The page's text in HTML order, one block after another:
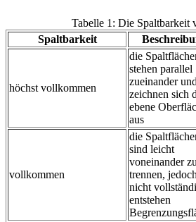
Tabelle 1: Die Spaltbarkeit
Spaltbarkeit
höchst vollkommen
die
stehen parallel
zueinander und
zeichnen sich
ebene
aus
vollkommen
die
sind leicht
voneinander zu
trennen, jedoch
nicht
entstehen